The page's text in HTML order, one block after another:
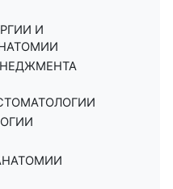
И